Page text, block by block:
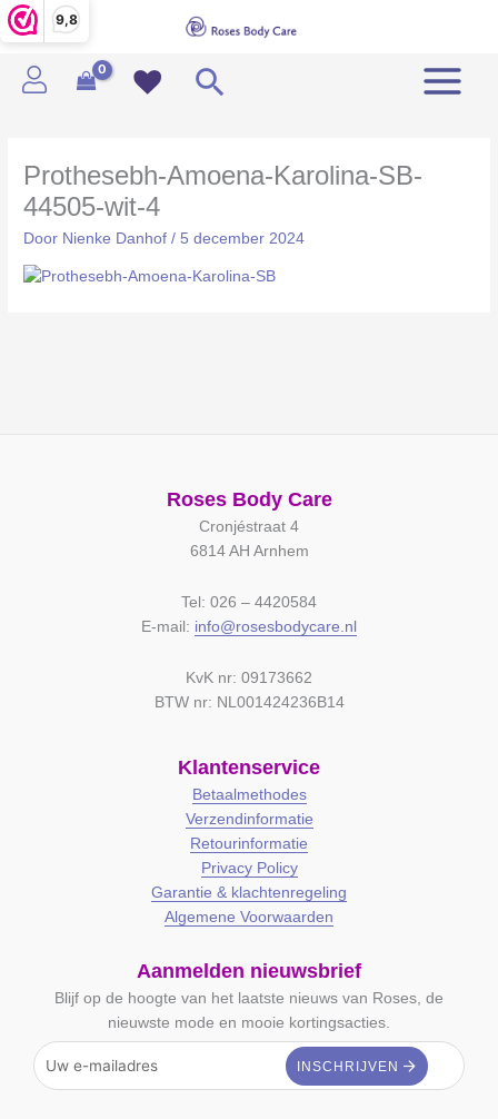
9,8
Ga
naar
inhoud
Zoeken
Prothesebh-Amoena-Karolina-SB-
44505-wit-4
Door Nienke Danhof/ 5 december 2024
Roses Body Care
Cronjéstraat 4
6814 AH Arnhem
Tel: 026 – 4420584
E-mail: info@rosesbodycare.nl
KvK nr: 09173662
BTW nr: NL001424236B14
Klantenservice
Betaalmethodes
Verzendinformatie
Retourinformatie
Privacy Policy
Garantie & klachtenregeling
Algemene Voorwaarden
Aanmelden nieuwsbrief
Blijf op de hoogte van het laatste nieuws van Roses, de
nieuwste mode en mooie kortingsacties.